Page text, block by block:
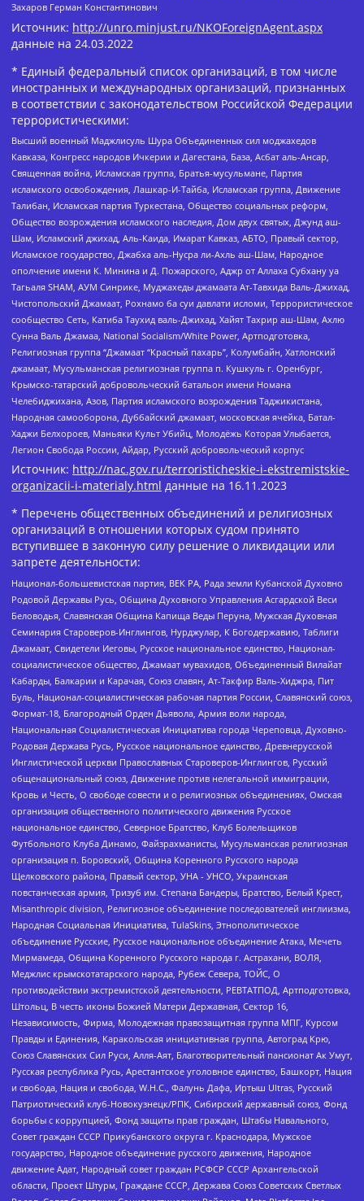
Захаров Герман Константинович
Источник: http://unro.minjust.ru/NKOForeignAgent.aspx
данные на 24.03.2022
* Единый федеральный список организаций, в том числе
иностранных и международных организаций, признанных
в соответствии с законодательством Российской Федерации
террористическими:
Высший военный Маджлисуль Шура Объединенных сил моджахедов
Кавказа, Конгресс народов Ичкерии и Дагестана, База, Асбат аль-Ансар,
Священная война, Исламская группа, Братья-мусульмане, Партия
исламского освобождения, Лашкар-И-Тайба, Исламская группа, Движение
Талибан, Исламская партия Туркестана, Общество социальных реформ,
Общество возрождения исламского наследия, Дом двух святых, Джунд аш-
Шам, Исламский джихад, Аль-Каида, Имарат Кавказ, АБТО, Правый сектор,
Исламское государство, Джабха аль-Нусра ли-Ахль аш-Шам, Народное
ополчение имени К. Минина и Д. Пожарского, Аджр от Аллаха Субхану уа
Тагьаля SHAM, АУМ Синрике, Муджахеды джамаата Ат-Тавхида Валь-Джихад,
Чистопольский Джамаат, Рохнамо ба суи давлати исломи, Террористическое
сообщество Сеть, Катиба Таухид валь-Джихад, Хайят Тахрир аш-Шам, Ахлю
Сунна Валь Джамаа, National Socialism/White Power, Артподготовка,
Религиозная группа “Джамаат “Красный пахарь”, Колумбайн, Хатлонский
джамаат, Мусульманская религиозная группа п. Кушкуль г. Оренбург,
Крымско-татарский добровольческий батальон имени Номана
Челебиджихана, Азов, Партия исламского возрождения Таджикистана,
Народная самооборона, Дуббайский джамаат, московская ячейка, Батал-
Хаджи Белхороев, Маньяки Культ Убийц, Молодёжь Которая Улыбается,
Легион Свобода России, Айдар, Русский добровольческий корпус
Источник: http://nac.gov.ru/terroristicheskie-i-ekstremistskie-
organizacii-i-materialy.html данные на 16.11.2023
* Перечень общественных объединений и религиозных
организаций в отношении которых судом принято
вступившее в законную силу решение о ликвидации или
запрете деятельности:
Национал-большевистская партия, ВЕК РА, Рада земли Кубанской Духовно
Родовой Державы Русь, Община Духовного Управления Асгардской Веси
Беловодья, Славянская Община Капища Веды Перуна, Мужская Духовная
Семинария Староверов-Инглингов, Нурджулар, К Богодержавию, Таблиги
Джамаат, Свидетели Иеговы, Русское национальное единство, Национал-
социалистическое общество, Джамаат мувахидов, Объединенный Вилайат
Кабарды, Балкарии и Карачая, Союз славян, Ат-Такфир Валь-Хиджра, Пит
Буль, Национал-социалистическая рабочая партия России, Славянский союз,
Формат-18, Благородный Орден Дьявола, Армия воли народа,
Национальная Социалистическая Инициатива города Череповца, Духовно-
Родовая Держава Русь, Русское национальное единство, Древнерусской
Инглистической церкви Православных Староверов-Инглингов, Русский
общенациональный союз, Движение против нелегальной иммиграции,
Кровь и Честь, О свободе совести и о религиозных объединениях, Омская
организация общественного политического движения Русское
национальное единство, Северное Братство, Клуб Болельщиков
Футбольного Клуба Динамо, Файзрахманисты, Мусульманская религиозная
организация п. Боровский, Община Коренного Русского народа
Щелковского района, Правый сектор, УНА - УНСО, Украинская
повстанческая армия, Тризуб им. Степана Бандеры, Братство, Белый Крест,
Misanthropic division, Религиозное объединение последователей инглиизма,
Народная Социальная Инициатива, TulaSkins, Этнополитическое
объединение Русские, Русское национальное объединение Атака, Мечеть
Мирмамеда, Община Коренного Русского народа г. Астрахани, ВОЛЯ,
Меджлис крымскотатарского народа, Рубеж Севера, ТОЙС, О
противодействии экстремистской деятельности, РЕВТАТПОД, Артподготовка,
Штольц, В честь иконы Божией Матери Державная, Сектор 16,
Независимость, Фирма, Молодежная правозащитная группа МПГ, Курсом
Правды и Единения, Каракольская инициативная группа, Автоград Крю,
Союз Славянских Сил Руси, Алля-Аят, Благотворительный пансионат Ак Умут,
Русская республика Русь, Арестантское уголовное единство, Башкорт, Нация
и свобода, Нация и свобода, W.H.С., Фалунь Дафа, Иртыш Ultras, Русский
Патриотический клуб-Новокузнецк/РПК, Сибирский державный союз, Фонд
борьбы с коррупцией, Фонд защиты прав граждан, Штабы Навального,
Совет граждан СССР Прикубанского округа г. Краснодара, Мужское
государство, Народное объединение русского движения, Народное
движение Адат, Народный совет граждан РСФСР СССР Архангельской
области, Проект Штурм, Граждане СССР, Держава Союз Советских Светлых